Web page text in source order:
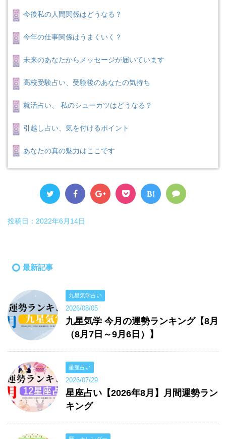
今後私の人間関係はどうなる？
今年の仕事関係はうまくいく？
未来のあなたからメッセージが届いています
高校受験占い、受験後のあなたの気持ち
就活占い、 私のシューカツはどうなる？
引越し占い、気を付けるポイント
あなたの真の魅力はここです
B!
投稿日： 2022年6月14日
最新記事
九星気学占い
2026/08/05
九星気学 今月の運勢ランキング【8月
（8月7日～9月6日）】
星座占い
2026/07/29
星座占い【2026年8月】月間運勢ラン
キング